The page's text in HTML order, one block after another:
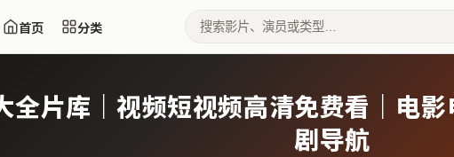
首页 分类
全片库｜视频短视频高清免费看｜电
剧导航